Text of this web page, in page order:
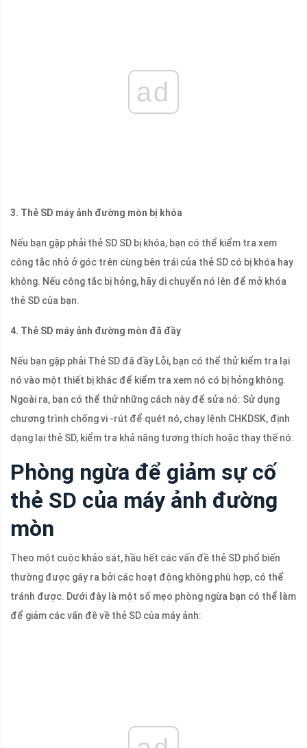
ad
3. Thẻ SD máy ảnh đường mòn bị khóa
Nếu bạn gặp phải thẻ SD SD bị khóa, bạn có thể kiểm tra xem
công tắc nhỏ ở góc trên cùng bên trái của thẻ SD có bị khóa hay
không. Nếu công tắc bị hỏng, hãy di chuyển nó lên để mở khóa
thẻ SD của bạn.
4. Thẻ SD máy ảnh đường mòn đã đầy
Nếu bạn gặp phải Thẻ SD đã đầy Lỗi, bạn có thể thử kiểm tra lại
nó vào một thiết bị khác để kiểm tra xem nó có bị hỏng không.
Ngoài ra, bạn có thể thử những cách này để sửa nó: Sử dụng
chương trình chống vi -rút để quét nó, chạy lệnh CHKDSK, định
dạng lại thẻ SD, kiểm tra khả năng tương thích hoặc thay thế nó.
Phòng ngừa để giảm sự cố
thẻ SD của máy ảnh đường
mòn
Theo một cuộc khảo sát, hầu hết các vấn đề thẻ SD phổ biến
thường được gây ra bởi các hoạt động không phù hợp, có thể
tránh được. Dưới đây là một số mẹo phòng ngừa bạn có thể làm
để giảm các vấn đề về thẻ SD của máy ảnh: